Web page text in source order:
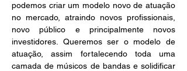
podemos criar um modelo novo de atuação
no mercado, atraindo novos profissionais,
novo público e principalmente novos
investidores. Queremos ser o modelo de
atuação, assim fortalecendo toda uma
camada de músicos de bandas e solidificar